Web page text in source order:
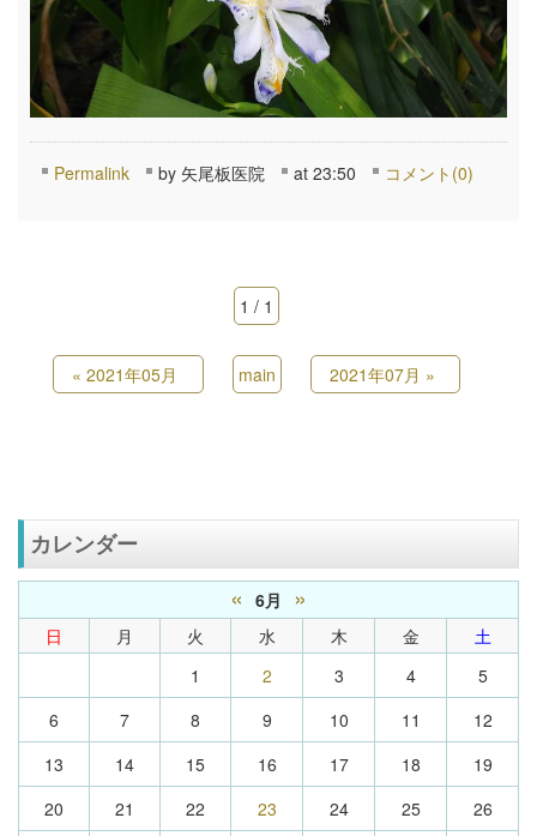
Permalink by 矢尾板医院 at 23:50 コメント(0)
1 / 1
«2021年05月 main 2021年07月 »
カレンダー
« 6月 »
日 月 火 水 木 金
土
1
2 3 4
5
6
7 8 9 10 11
12
13
14 15 16 17 18
19
20
21 22 23 24 25
26